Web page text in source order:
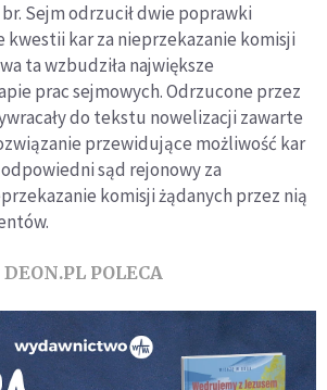
Sejm odrzucił dwie poprawki
kwestii kar za nieprzekazanie komisji
ta wzbudziła największe
prac sejmowych. Odrzucone przez
do tekstu nowelizacji zawarte
przewidujące możliwość kar
sąd rejonowy za
komisji żądanych przez nią
DEON.PL POLECA